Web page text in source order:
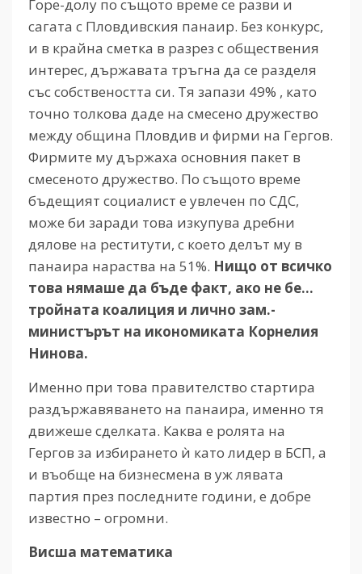
Горе-долу по същото време се разви и
сагата с Пловдивския панаир. Без конкурс,
и в крайна сметка в разрез с обществения
интерес, държавата тръгна да се разделя
със собствеността си. Тя запази 49% , като
точно толкова даде на смесено дружество
между община Пловдив и фирми на Гергов.
Фирмите му държаха основния пакет в
смесеното дружество. По същото време
бъдещият социалист е увлечен по СДС,
може би заради това изкупува дребни
дялове на реститути, с което делът му в
панаира нараства на 51%. Нищо от всичко
това нямаше да бъде факт, ако не бе…
тройната коалиция и лично зам.-
министърът на икономиката Корнелия
Нинова.
Именно при това правителство стартира
раздържавяването на панаира, именно тя
движеше сделката. Каква е ролята на
Гергов за избирането ѝ като лидер в БСП, а
и въобще на бизнесмена в уж лявата
партия през последните години, е добре
известно – огромни.
Висша математика